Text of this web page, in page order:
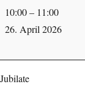
Gottesdienst
in
Evangelischen
Kirche
10:00– 11:00
26. April 2026
Jubilate